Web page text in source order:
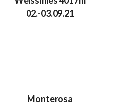
02.-03.09.21
Monterosa